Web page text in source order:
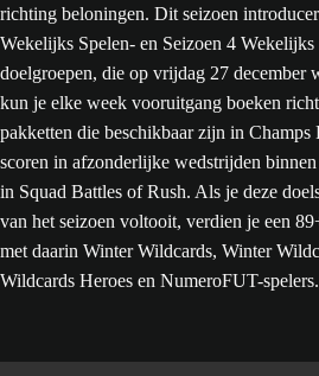
richting beloningen. Dit seizoen
Wekelijks Spelen- en Seizoen 4
doelgroepen, die op vrijdag 27 december
kun je elke week vooruitgang boeken
pakketten die beschikbaar zijn in Champs
scoren in afzonderlijke wedstrijden
in Squad Battles of Rush. Als je deze
van het seizoen voltooit, verdien je een
met daarin Winter Wildcards, Winter
Wildcards Heroes en NumeroFUT-spelers.